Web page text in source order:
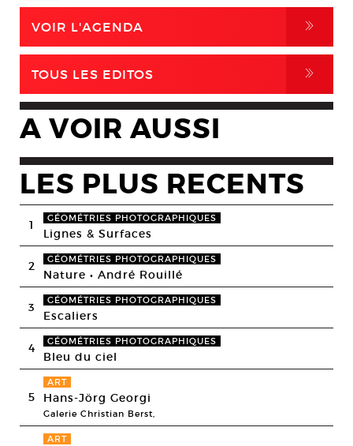
VOIR L'AGENDA ,
TOUS LES EDITOS ,
A VOIR AUSSI
LES PLUS RECENTS
1 GÉOMÉTRIES PHOTOGRAPHIQUES
Lignes & Surfaces
2 GÉOMÉTRIES PHOTOGRAPHIQUES
Nature • André Rouillé
3 GÉOMÉTRIES PHOTOGRAPHIQUES
Escaliers
4 GÉOMÉTRIES PHOTOGRAPHIQUES
Bleu du ciel
5
ART
Hans-Jörg Georgi
Galerie Christian Berst,
ART